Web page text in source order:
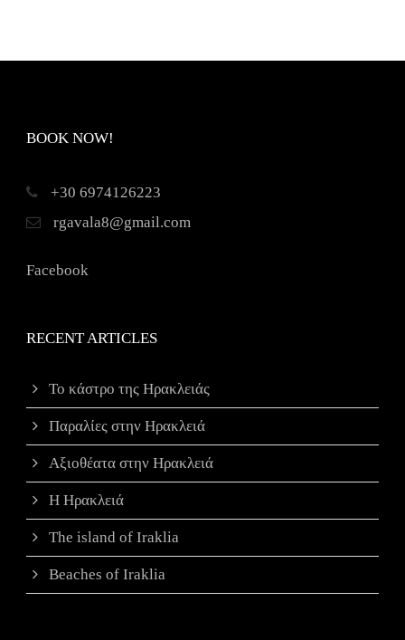
BOOK NOW!
+30 6974126223
rgavala8@gmail.com
Facebook
RECENT ARTICLES
Το κάστρο της Ηρακλειάς
Παραλίες στην Ηρακλειά
Αξιοθέατα στην Ηρακλειά
Η Ηρακλειά
The island of Iraklia
Beaches of Iraklia